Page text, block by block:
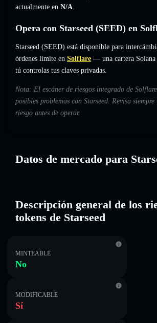
actualmente en N/A.
Opera con Starseed (SEED) en
Starseed (SEED) está disponible para
órdenes límite en Solflare — una cartera Solana
tú controlas tus claves privadas.
Nota: El escáner de riesgos integrado de
posibles problemas con Starseed. Revisa
riesgo antes de operar.
Datos de mercado para
Descripción general de los
tokens de Starseed
MINTEABLE
No
MODIFICABLE
Sí